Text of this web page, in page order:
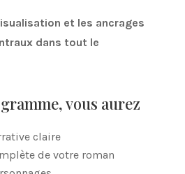
et les ancrages
dans tout le
vous aurez
claire
de votre roman